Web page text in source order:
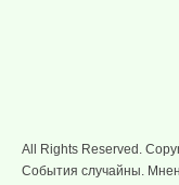
All Rights Reserved.
События случайны.